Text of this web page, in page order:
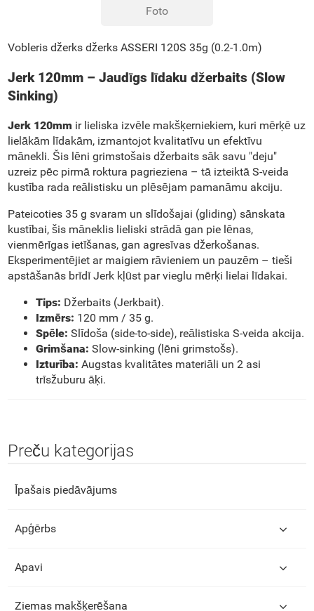
Foto
Vobleris džerks džerks ASSERI 120S 35g (0.2-1.0m)
Jerk 120mm – Jaudīgs līdaku džerbaits (Slow
Sinking)
Jerk 120mm ir lieliska izvēle makšķerniekiem, kuri mērķē uz
lielākām līdakām, izmantojot kvalitatīvu un efektīvu
mānekli. Šis lēni grimstošais džerbaits sāk savu "deju"
uzreiz pēc pirmā roktura pagrieziena – tā izteiktā S-veida
kustība rada reālistisku un plēsējam pamanāmu akciju.
Pateicoties 35 g svaram un slīdošajai (gliding) sānskata
kustībai, šis māneklis lieliski strādā gan pie lēnas,
vienmērīgas ietīšanas, gan agresīvas džerkošanas.
Eksperimentējiet ar maigiem rāvieniem un pauzēm – tieši
apstāšanās brīdī Jerk kļūst par vieglu mērķi lielai līdakai.
Tips: Džerbaits (Jerkbait).
Izmērs: 120 mm / 35 g.
Spēle: Slīdoša (side-to-side), reālistiska S-veida akcija.
Grimšana: Slow-sinking (lēni grimstošs).
Izturība: Augstas kvalitātes materiāli un 2 asi
trīsžuburu āķi.
Preču kategorijas
Īpašais piedāvājums
Apģērbs
Apavi
Ziemas makšķerēšana